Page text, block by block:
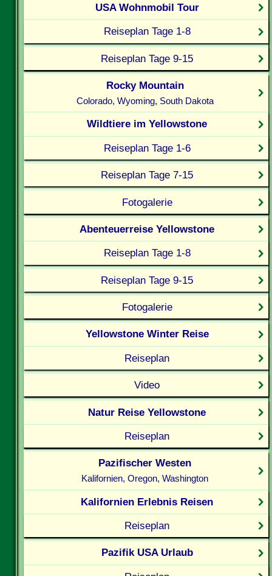
USA Wohnmobil Tour
Reiseplan Tage 1-8
Reiseplan Tage 9-15
Rocky Mountain
Colorado, Wyoming, South Dakota
Wildtiere im Yellowstone
Reiseplan Tage 1-6
Reiseplan Tage 7-15
Fotogalerie
Abenteuerreise Yellowstone
Reiseplan Tage 1-8
Reiseplan Tage 9-15
Fotogalerie
Yellowstone Winter Reise
Reiseplan
Video
Natur Reise Yellowstone
Reiseplan
Pazifischer Westen
Kalifornien, Oregon, Washington
Kalifornien Erlebnis Reisen
Reiseplan
Pazifik USA Urlaub